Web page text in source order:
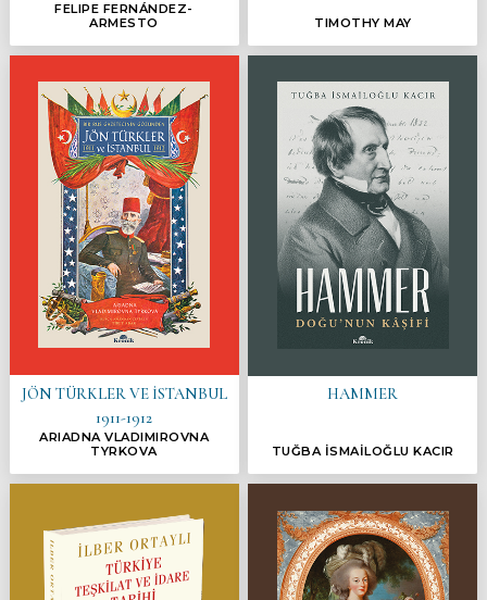
FELIPE FERNÁNDEZ-
ARMESTO
TIMOTHY MAY
JÖN TÜRKLER VE İSTANBUL
1911-1912
ARIADNA VLADIMIROVNA
TYRKOVA
HAMMER
TUĞBA İSMAİLOĞLU KACIR